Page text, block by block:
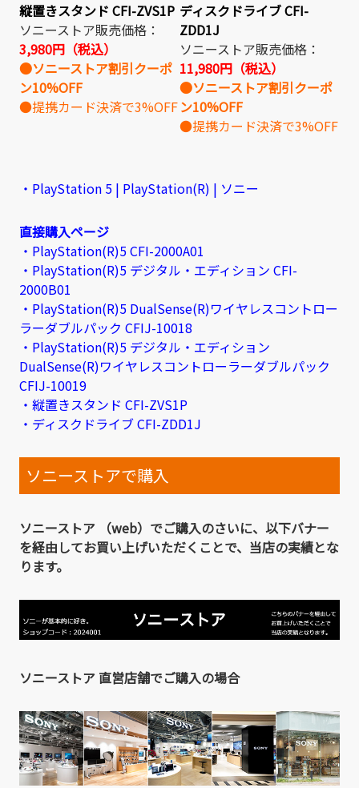
縦置きスタンド CFI-ZVS1P
ソニーストア販売価格：
3,980円（税込）
●ソニーストア割引クーポ
ン10%OFF
●提携カード決済で3%OFF
ディスクドライブ CFI-
ZDD1J
ソニーストア販売価格：
11,980円（税込）
●ソニーストア割引クーポ
ン10%OFF
●提携カード決済で3%OFF
・PlayStation 5 | PlayStation(R) | ソニー
直接購入ページ
・PlayStation(R)5 CFI-2000A01
・PlayStation(R)5 デジタル・エディション CFI-
2000B01
・PlayStation(R)5 DualSense(R)ワイヤレスコントロー
ラーダブルパック CFIJ-10018
・PlayStation(R)5 デジタル・エディション
DualSense(R)ワイヤレスコントローラーダブルパック
CFIJ-10019
・縦置きスタンド CFI-ZVS1P
・ディスクドライブ CFI-ZDD1J
ソニーストアで購入
ソニーストア （web）でご購入のさいに、以下バナー
を経由してお買い上げいただくことで、当店の実績とな
ります。
ソニーストア 直営店舗でご購入の場合